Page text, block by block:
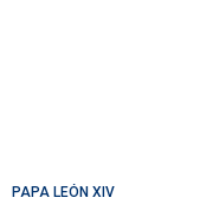
PAPA LEÓN XIV